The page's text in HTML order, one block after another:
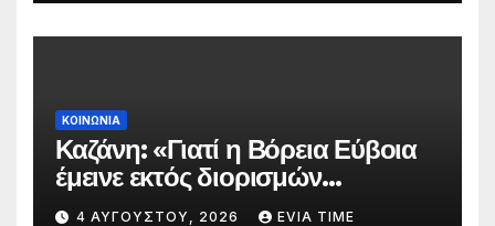
ΚΟΙΝΩΝΙΑ
Καζάνη: «Γιατί η Βόρεια Εύβοια
έμεινε εκτός διορισμών
δασκάλων;»
4 ΑΥΓΟΎΣΤΟΥ, 2026 EVIA TIME